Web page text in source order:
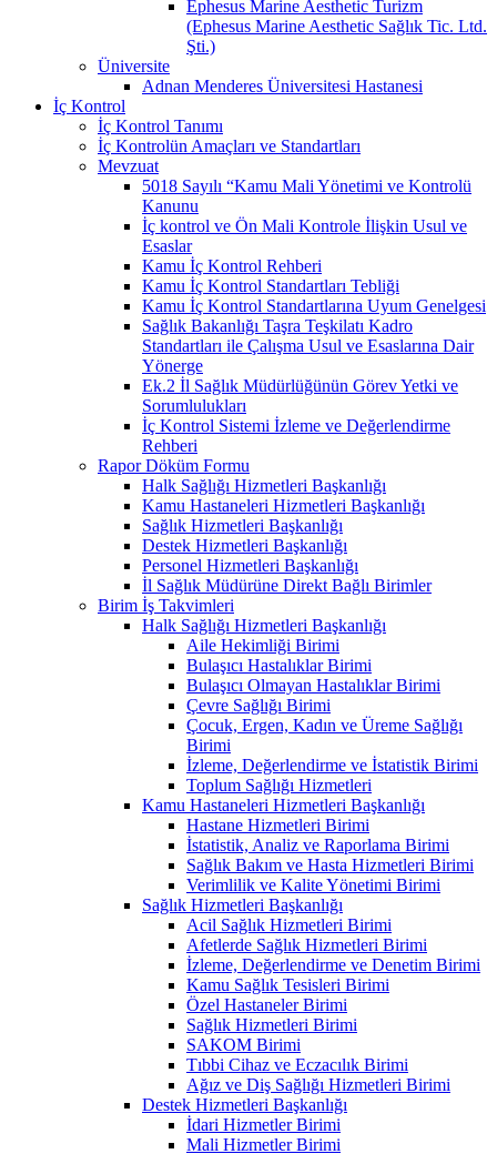
Ephesus Marine Aesthetic Turizm
(Ephesus Marine Aesthetic Sağlık Tic. Ltd.
Şti.)
Üniversite
Adnan Menderes Üniversitesi Hastanesi
İç Kontrol
İç Kontrol Tanımı
İç Kontrolün Amaçları ve Standartları
Mevzuat
5018 Sayılı “Kamu Mali Yönetimi ve Kontrolü
Kanunu
İç kontrol ve Ön Mali Kontrole İlişkin Usul ve
Esaslar
Kamu İç Kontrol Rehberi
Kamu İç Kontrol Standartları Tebliği
Kamu İç Kontrol Standartlarına Uyum Genelgesi
Sağlık Bakanlığı Taşra Teşkilatı Kadro
Standartları ile Çalışma Usul ve Esaslarına Dair
Yönerge
Ek.2 İl Sağlık Müdürlüğünün Görev Yetki ve
Sorumlulukları
İç Kontrol Sistemi İzleme ve Değerlendirme
Rehberi
Rapor Döküm Formu
Halk Sağlığı Hizmetleri Başkanlığı
Kamu Hastaneleri Hizmetleri Başkanlığı
Sağlık Hizmetleri Başkanlığı
Destek Hizmetleri Başkanlığı
Personel Hizmetleri Başkanlığı
İl Sağlık Müdürüne Direkt Bağlı Birimler
Birim İş Takvimleri
Halk Sağlığı Hizmetleri Başkanlığı
Aile Hekimliği Birimi
Bulaşıcı Hastalıklar Birimi
Bulaşıcı Olmayan Hastalıklar Birimi
Çevre Sağlığı Birimi
Çocuk, Ergen, Kadın ve Üreme Sağlığı
Birimi
İzleme, Değerlendirme ve İstatistik Birimi
Toplum Sağlığı Hizmetleri
Kamu Hastaneleri Hizmetleri Başkanlığı
Hastane Hizmetleri Birimi
İstatistik, Analiz ve Raporlama Birimi
Sağlık Bakım ve Hasta Hizmetleri Birimi
Verimlilik ve Kalite Yönetimi Birimi
Sağlık Hizmetleri Başkanlığı
Acil Sağlık Hizmetleri Birimi
Afetlerde Sağlık Hizmetleri Birimi
İzleme, Değerlendirme ve Denetim Birimi
Kamu Sağlık Tesisleri Birimi
Özel Hastaneler Birimi
Sağlık Hizmetleri Birimi
SAKOM Birimi
Tıbbi Cihaz ve Eczacılık Birimi
Ağız ve Diş Sağlığı Hizmetleri Birimi
Destek Hizmetleri Başkanlığı
İdari Hizmetler Birimi
Mali Hizmetler Birimi